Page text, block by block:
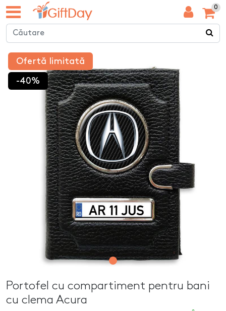
0
Ofertă limitată
-40%
Portofel cu compartiment pentru bani
cu clema Acura